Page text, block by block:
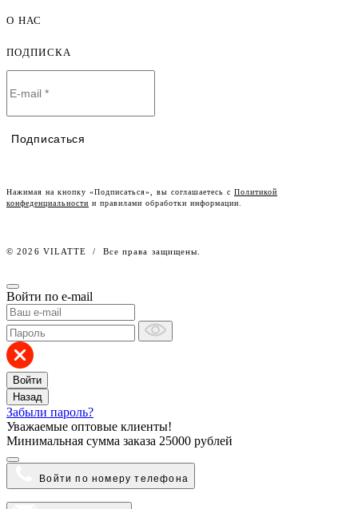
Мужская одежда оптом
Оплата и доставка
Договор-оферта
Условия сотрудничества
О НАС
Lookbook
Работа в компании
ПОДПИСКА
Подписаться
Нажимая на кнопку «Подписаться», вы соглашаетесь с Политикой
конфеденциальности и правилами обработки информации.
© 2026 VILATTE / Все права защищены.
Войти по e-mail
Войти
Назад
Забыли пароль?
Уважаемые оптовые клиенты!
Минимальная сумма заказа 25000 рублей
Войти по номеру телефона